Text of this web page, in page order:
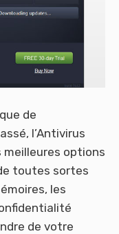
de
l’Antivirus
meilleures options
toutes sortes
les
de votre